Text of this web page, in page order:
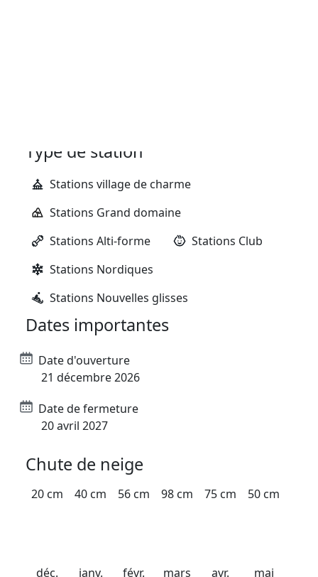
Type de station
Stations village de charme
Stations Grand domaine
Stations Alti-forme
Stations Club
Stations Nordiques
Stations Nouvelles glisses
Dates importantes
Date d'ouverture
21 décembre 2026
Date de fermeture
20 avril 2027
Chute de neige
20 cm
déc.
40 cm
janv.
56 cm
févr.
98 cm
mars
75 cm
avr.
50 cm
mai